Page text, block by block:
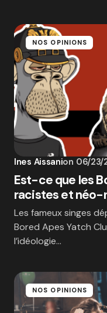
NOS OPINIONS
Ines Aissanion 06/23/
Est-ce que les
racistes et néo-
Les fameux singes
Bored Apes Yatch
l’idéologie…
NOS OPINIONS